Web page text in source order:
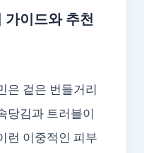
가이드와 추천
은 겉은 번들거리
당김과 트러블이
런 이중적인 피부